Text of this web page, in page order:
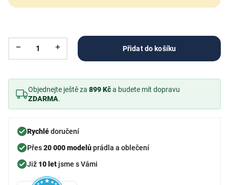
Přidat do košíku
Objednejte ještě za 899 Kča budete mít dopravu
ZDARMA.
Rychlédoručení
Přes20 000 modelůprádla a oblečení
Již 10 let jsme s Vámi